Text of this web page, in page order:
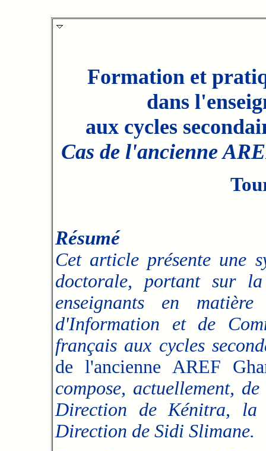
Formation et
dans
aux cycles
Cas de l'ancienne
Résumé
Cet article présente une
doctorale, portant sur
enseignants en
d'Information et de
français aux cycles
de l'ancienne AREF
compose, actuellement,
Direction de Kénitra,
Direction de Sidi Slimane.